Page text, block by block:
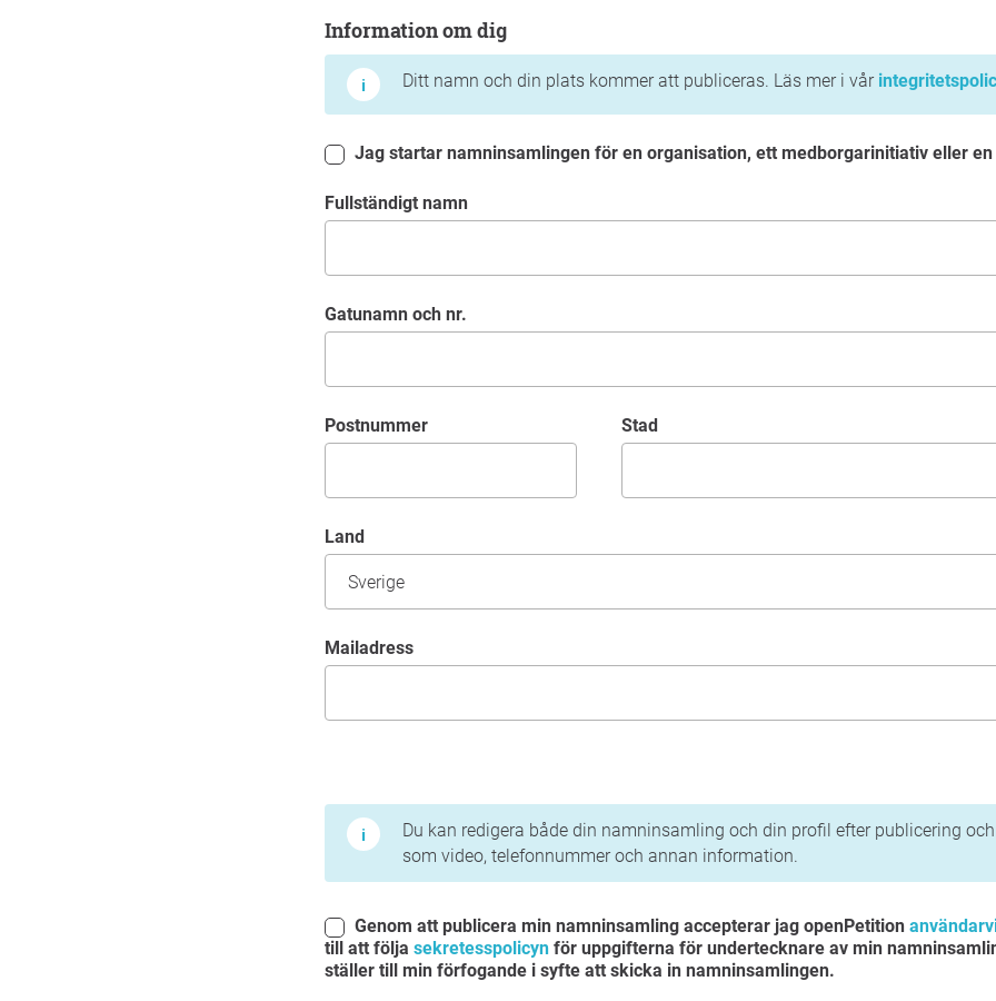
Information om dig
Ditt namn och din plats kommer att publiceras. Läs mer i vår
Jag startar namninsamlingen för en organisation, ett medborgarinitiativ eller
Fullständigt namn
Gatunamn och nr.
Postnummer Stad
Land
mailadress
Användarvillkor och integritetspolicy
Du kan redigera både din namninsamling och din profil efter publicering
som video, telefonnummer och annan information.
Genom att publicera min namninsamling accepterar jag openPetition
till att följa sekretesspolicyn för uppgifterna för undertecknare av min
ställer till min förfogande i syfte att skicka in namninsamlingen.